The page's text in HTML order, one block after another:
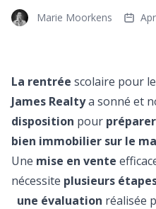
Marie Moorkens
La rentrée scolaire pour
James Realtya sonné et
disposition pour
bien immobilier sur le
Une mise en vente
nécessite plusieurs
une évaluation réalisée